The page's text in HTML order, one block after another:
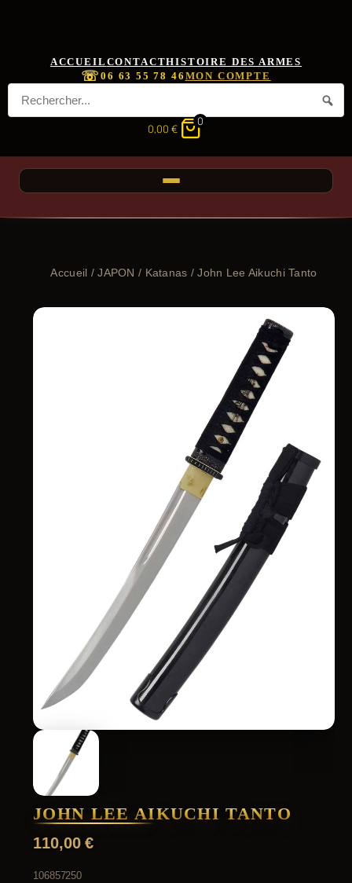
ACCUEIL CONTACTHISTOIRE DES ARMES
☏06 63 55 78 46 MON COMPTE
0,00 €
0
Accueil /JAPON / Katanas / John Lee Aikuchi Tanto
JOHN LEE AIKUCHI TANTO
110,00€
106857250